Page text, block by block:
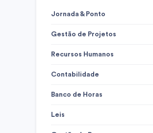
Jornada & Ponto
Gestão de Projetos
Recursos Humanos
Contabilidade
Banco de Horas
Leis